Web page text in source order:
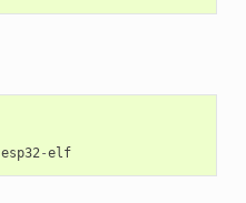
esp32 -elf